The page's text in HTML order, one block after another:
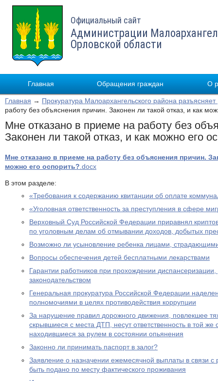
Официальный сайт
Администрации
Орловской области
Главная Обращения граждан О
Главная → Прокуратура Малоархангельского района разъясняет
работу без объяснения причин. Законен ли такой отказ, и как
Мне отказано в приеме на работу без
Законен ли такой отказ, и как можно его
Мне отказано в приеме на работу без объяснения причин.
можно его оспорить? .docx
В этом разделе:
«Требования к содержанию квитанции об оплате
«Уголовная ответственность за преступления в сфере
Верховный Суд Российской Федерации приравнял
по уголовным делам об отмывании доходов, добытых
Возможно ли усыновление ребенка лицами,
Вопросы обеспечения детей бесплатными лекарствами
Гарантии работников при прохождении
законодательством
Генеральная прокуратура Российской Федерации
полномочиями в целях противодействия коррупции
За нарушение правил дорожного движения, повлекшее
скрывшиеся с места ДТП, несут ответственность в той же
находившиеся за рулем в состоянии опьянения
Законно ли принимать паспорт в залог?
Заявление о назначении ежемесячной выплаты в связи
быть подано по месту фактического проживания